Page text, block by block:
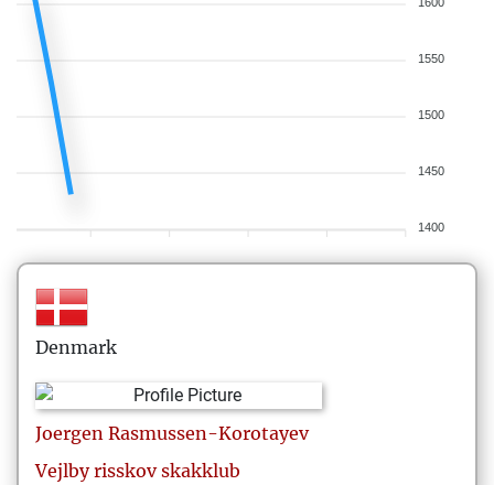
1550
1500
1450
1400
Denmark
Joergen Rasmussen-Korotayev
Vejlby risskov skakklub